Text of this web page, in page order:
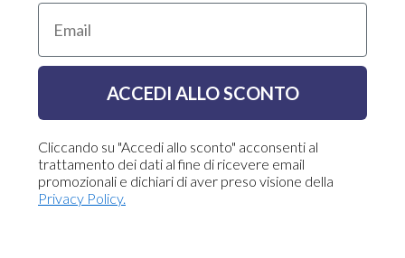
Email
ACCEDI ALLO SCONTO
Cliccando su "Accedi allo sconto" acconsenti al
trattamento dei dati al fine di ricevere email
promozionali e dichiari di aver preso visione della
Privacy Policy.